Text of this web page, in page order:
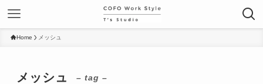
Home メッシュ
メッシュ – tag –